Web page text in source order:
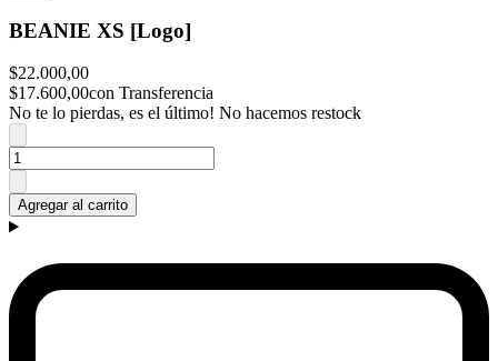
BEANIE XS [Logo]
$22.000,00
$17.600,00con Transferencia
No te lo pierdas, es el último! No hacemos restock
Agregar al carrito